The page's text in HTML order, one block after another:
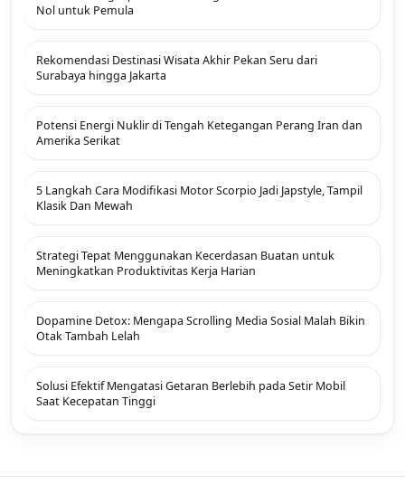
Nol untuk Pemula
Rekomendasi Destinasi Wisata Akhir Pekan Seru dari
Surabaya hingga Jakarta
Potensi Energi Nuklir di Tengah Ketegangan Perang Iran dan
Amerika Serikat
5 Langkah Cara Modifikasi Motor Scorpio Jadi Japstyle, Tampil
Klasik Dan Mewah
Strategi Tepat Menggunakan Kecerdasan Buatan untuk
Meningkatkan Produktivitas Kerja Harian
Dopamine Detox: Mengapa Scrolling Media Sosial Malah Bikin
Otak Tambah Lelah
Solusi Efektif Mengatasi Getaran Berlebih pada Setir Mobil
Saat Kecepatan Tinggi